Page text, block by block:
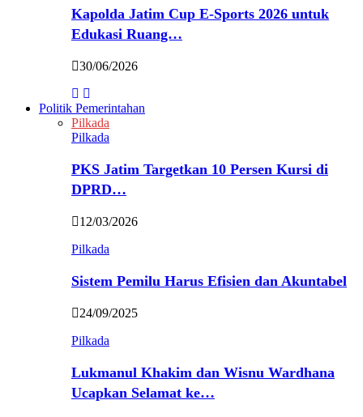
Kapolda Jatim Cup E-Sports 2026 untuk
Edukasi Ruang…
30/06/2026
Politik Pemerintahan
Pilkada
Pilkada
PKS Jatim Targetkan 10 Persen Kursi di
DPRD…
12/03/2026
Pilkada
Sistem Pemilu Harus Efisien dan Akuntabel
24/09/2025
Pilkada
Lukmanul Khakim dan Wisnu Wardhana
Ucapkan Selamat ke…